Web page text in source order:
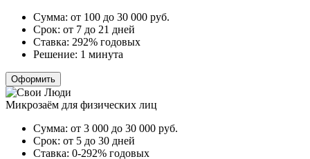
Сумма: от 100 до 30 000 руб.
Срок: от 7 до 21 дней
Ставка: 292% годовых
Решение: 1 минута
Оформить
Микрозаём для физических лиц
Сумма: от 3 000 до 30 000 руб.
Срок: от 5 до 30 дней
Ставка: 0-292% годовых